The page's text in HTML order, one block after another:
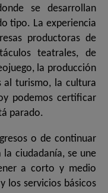
se desarrollan
tipo. La experiencia
productoras de
teatrales, de
la producción
al turismo, la cultura
podemos certificar
parado.
o de continuar
ciudadanía, se une
a corto y medio
los servicios básicos